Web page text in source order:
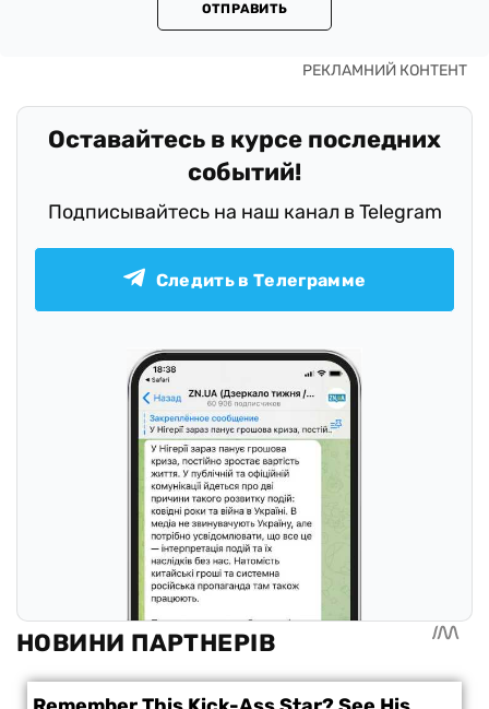
ОТПРАВИТЬ
Оставайтесь в курсе последних
событий!
Подписывайтесь на наш канал в Telegram
Следить в Телеграмме